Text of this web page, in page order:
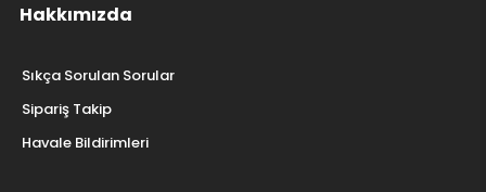
Hakkımızda
Sıkça Sorulan Sorular
Sipariş Takip
Havale Bildirimleri